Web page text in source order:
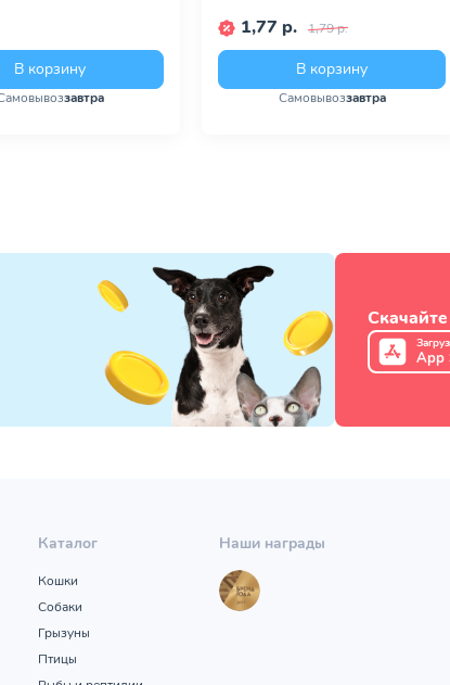
В корзину
завтра
1,77 р. 1,79 р.
В корзину
Самовывоззавтра
App
Каталог
Кошки
Собаки
Грызуны
Птицы
Наши награды